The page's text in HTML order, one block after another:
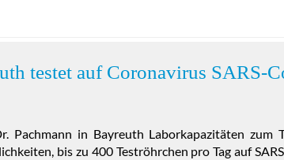
testet auf Coronavirus SARS-
Pachmann in Bayreuth Laborkapazitäten zum
bis zu 400 Teströhrchen pro Tag auf